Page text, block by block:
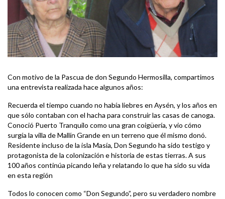
Con motivo de la Pascua de don Segundo Hermosilla, compartimos
una entrevista realizada hace algunos años:
Recuerda el tiempo cuando no había liebres en Aysén, y los años en
que sólo contaban con el hacha para construir las casas de canoga.
Conoció Puerto Tranquilo como una gran coigüería, y vio cómo
surgía la villa de Mallín Grande en un terreno que él mismo donó.
Residente incluso de la isla Masía, Don Segundo ha sido testigo y
protagonista de la colonización e historia de estas tierras. A sus
100 años continúa picando leña y relatando lo que ha sido su vida
en esta región
Todos lo conocen como “Don Segundo”, pero su verdadero nombre